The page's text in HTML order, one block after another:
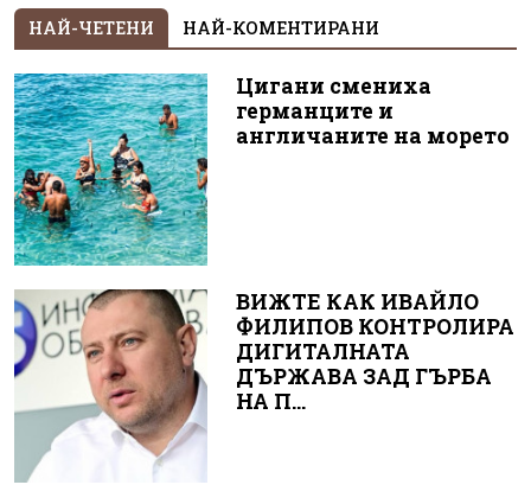
НАЙ-ЧЕТЕНИ НАЙ-КОМЕНТИРАНИ
Цигани смениха
германците и
англичаните на морето
ВИЖТЕ КАК ИВАЙЛО
ФИЛИПОВ КОНТРОЛИРА
ДИГИТАЛНАТА
ДЪРЖАВА ЗАД ГЪРБА
НА П...